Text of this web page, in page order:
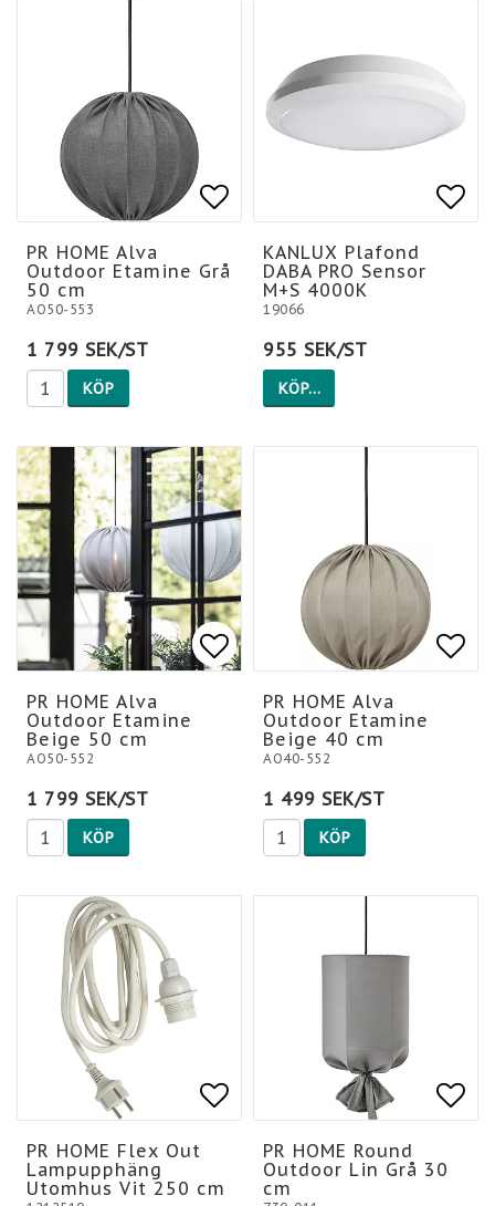
Lägg till i
Lägg till i
PR HOME Alva
Outdoor Etamine Grå
50 cm
AO50-553
1 799 SEK/ST
KÖP
KANLUX Plafond
DABA PRO Sensor
M+S 4000K
19066
955 SEK/ST
KÖP…
Lägg till i
Lägg till i
PR HOME Alva
Outdoor Etamine
Beige 50 cm
AO50-552
1 799 SEK/ST
KÖP
PR HOME Alva
Outdoor Etamine
Beige 40 cm
AO40-552
1 499 SEK/ST
KÖP
Lägg till i
PR HOME Flex Out
Lampupphäng
Utomhus Vit 250 cm
PR HOME Round
Outdoor Lin Grå 30
cm